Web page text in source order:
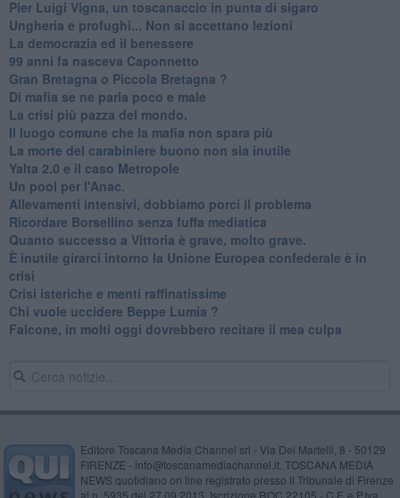
Pier Luigi Vigna, un toscanaccio in punta di sigaro
Ungheria e profughi... Non si accettano lezioni
La democrazia ed il benessere
99 anni fa nasceva Caponnetto
Gran Bretagna o Piccola Bretagna ?
Di mafia se ne parla poco e male
La crisi più pazza del mondo.
Il luogo comune che la mafia non spara più
La morte del carabiniere buono non sia inutile
Yalta 2.0 e il caso Metropole
​Un pool per l'Anac.
Allevamenti intensivi, dobbiamo porci il problema
Ricordare Borsellino senza fuffa mediatica
​Quanto successo a Vittoria è grave, molto grave.
​È inutile girarci intorno la Unione Europea confederale è in
crisi
Crisi isteriche e menti raffinatissime
Chi vuole uccidere Beppe Lumia ?
Falcone, in molti oggi dovrebbero recitare il mea culpa
Editore Toscana Media Channel srl - Via Dei Martelli, 8 - 50129
FIRENZE - info@toscanamediachannel.it. TOSCANA MEDIA
NEWS quotidiano on line registrato presso il Tribunale di Firenze
al n. 5935 del 27.09.2013. Iscrizione ROC 22105 - C.F. e P.Iva